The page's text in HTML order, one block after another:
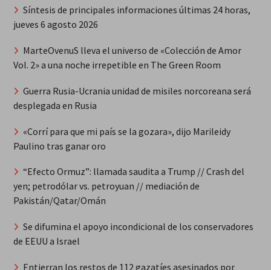
Síntesis de principales informaciones últimas 24 horas,
jueves 6 agosto 2026
MarteOvenuS lleva el universo de «Colección de Amor
Vol. 2» a una noche irrepetible en The Green Room
Guerra Rusia-Ucrania unidad de misiles norcoreana será
desplegada en Rusia
«Corrí para que mi país se la gozara», dijo Marileidy
Paulino tras ganar oro
“Efecto Ormuz”: llamada saudita a Trump // Crash del
yen; petrodólar vs. petroyuan // mediación de
Pakistán/Qatar/Omán
Se difumina el apoyo incondicional de los conservadores
de EEUU a Israel
Entierran los restos de 112 gazatíes asesinados por